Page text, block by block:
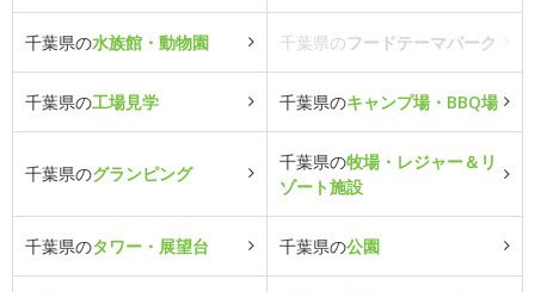
千葉県の水族館・動物園 千葉県のフードテーマパーク
千葉県の工場見学 千葉県のキャンプ場・BBQ場
千葉県のグランピング
千葉県の牧場・レジャー＆リ
ゾート施設
千葉県のタワー・展望台 千葉県の公園